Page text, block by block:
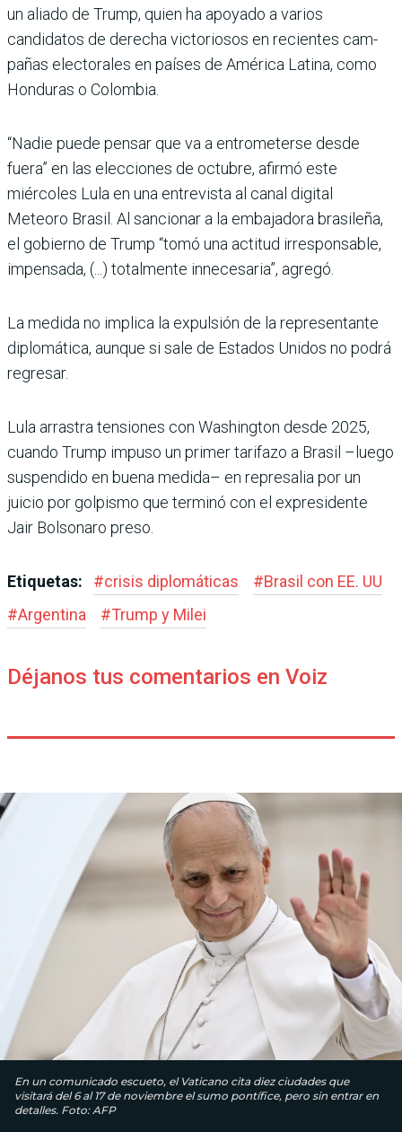
un aliado de Trump, quien ha apoyado a varios
candidatos de derecha victoriosos en recientes cam­
pañas electorales en países de América Latina, como
Hondu­ras o Colombia.
“Nadie puede pensar que va a entrometerse desde
fuera” en las elecciones de octubre, afirmó este
miércoles Lula en una entrevista al canal digital
Meteoro Brasil. Al sancionar a la embajadora brasileña,
el gobierno de Trump “tomó una actitud irresponsable,
impen­sada, (...) totalmente innecesa­ria”, agregó.
La medida no implica la expul­sión de la representante
diplo­mática, aunque si sale de Esta­dos Unidos no podrá
regresar.
Lula arrastra tensiones con Washington desde 2025,
cuando Trump impuso un pri­mer tarifazo a Brasil –luego
suspendido en buena medida– en represalia por un
juicio por golpismo que terminó con el expresidente
Jair Bolsonaro preso.
Etiquetas: #crisis diplomáticas #Brasil con EE. UU
#Argentina #Trump y Milei
Déjanos tus comentarios en Voiz
En un comunicado escueto, el Vaticano cita diez ciudades que
visitará del 6 al 17 de noviembre el sumo pontífice, pero sin entrar en
detalles. Foto: AFP